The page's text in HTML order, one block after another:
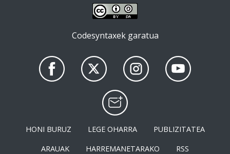
Codesyntaxek garatua
HONI BURUZ LEGE OHARRA
PUBLIZITATEA
ARAUAK
HARREMANETARAKO RSS